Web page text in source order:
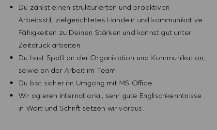
Du zählst einen strukturierten und proaktiven
Arbeitsstil, zielgerichtetes Handeln und kommunikative
Fähigkeiten zu Deinen Stärken und kannst gut unter
Zeitdruck arbeiten
Du hast Spaß an der Organisation und Kommunikation,
sowie an der Arbeit im Team
Du bist sicher im Umgang mit MS Office
Wir agieren international, sehr gute Englischkenntnisse
in Wort und Schrift setzen wir voraus.